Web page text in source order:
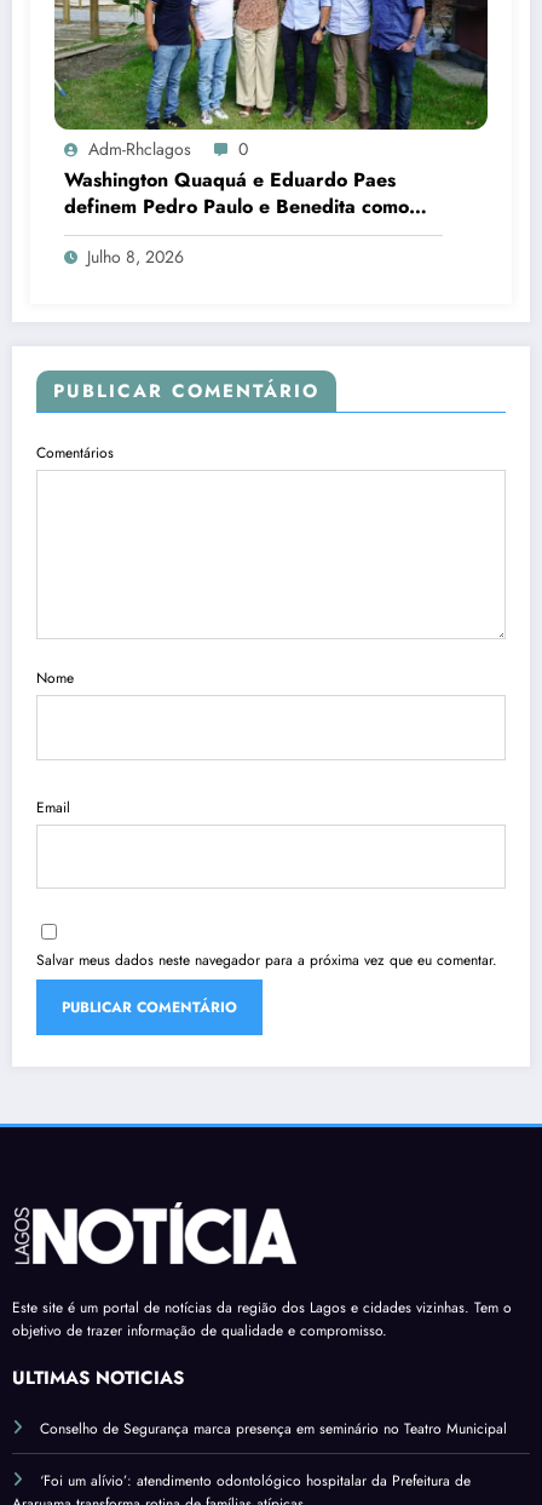
Adm-Rhclagos 0
Washington Quaquá e Eduardo Paes
definem Pedro Paulo e Benedita como
candidatos ao Senado no Rio
Julho 8, 2026
PUBLICAR COMENTÁRIO
Comentários
Nome
Email
Salvar meus dados neste navegador para a próxima vez que eu comentar.
Este site é um portal de notícias da região dos Lagos e cidades vizinhas. Tem o
objetivo de trazer informação de qualidade e compromisso.
ÚLTIMAS NOTÍCIAS
Conselho de Segurança marca presença em seminário no Teatro Municipal
‘Foi um alívio’: atendimento odontológico hospitalar da Prefeitura de